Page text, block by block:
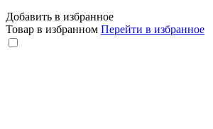
Добавить в избранное
Товар в избранном Перейти в избранное